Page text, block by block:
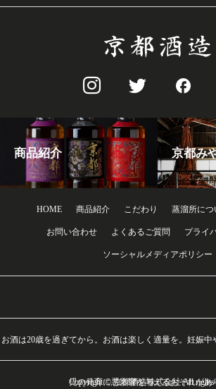
商品紹介 京都み
HOME 商品紹介 こだわり 蒸溜所につ
お問い合わせ よくあるご質問 プライ
ソーシャルメディアポリシー
お酒は20歳を過ぎてから。お酒は楽しく適量を。妊娠
児の発育に悪影響を与えるおそれがあ
Copyright © 京都酒造株式会社 All rights